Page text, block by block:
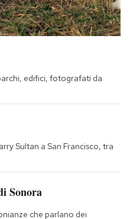
edifici, fotografati da
Sultan a San Francisco, tra
Sonora
che parlano dei